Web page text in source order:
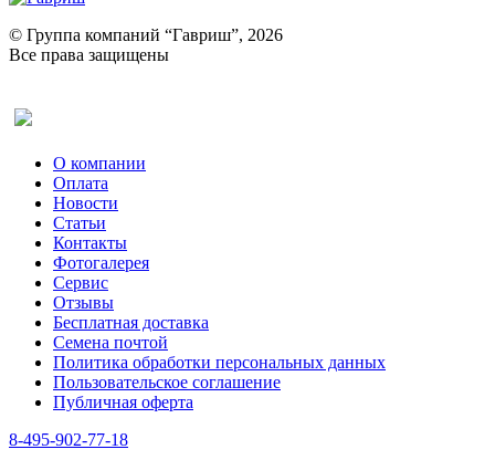
Ревень
Рукола
Рута
Тмин
Трава для чая
Туласи
Укроп
Фенхель пряный
Хризантема овощная
Цикорий пряный
Цикорий салатный (Витлуф)
Черемша
Шпинат
Щавель
Эндивий
Эстрагон
Алтей
© Группа компаний “Гавриш”, 2026
Все права защищены
О компании
Оплата
Новости
Статьи
Контакты
Фотогалерея​
Сервис
Отзывы
Бесплатная доставка
Семена почтой
Политика обработки персональных данных
Пользовательское соглашение
Публичная оферта
8-495-902-77-18